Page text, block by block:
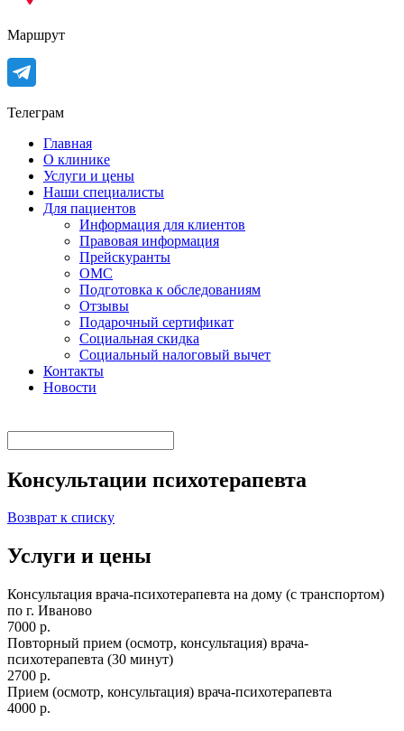
Маршрут
Телеграм
Главная
О клинике
Услуги и цены
Наши специалисты
Для пациентов
Информация для клиентов
Правовая информация
Прейскуранты
ОМС
Подготовка к обследованиям
Отзывы
Подарочный сертификат
Социальная скидка
Социальный налоговый вычет
Контакты
Новости
Консультации психотерапевта
Возврат к списку
Услуги и цены
Консультация врача-психотерапевта на дому (с транспортом)
по г. Иваново
7000 р.
Повторный прием (осмотр, консультация) врача-
психотерапевта (30 минут)
2700 р.
Прием (осмотр, консультация) врача-психотерапевта
4000 р.